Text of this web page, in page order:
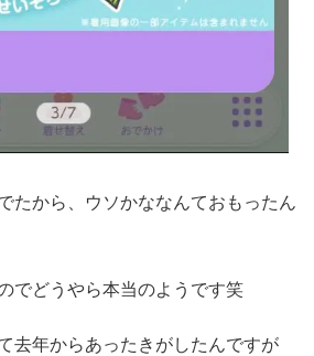
たから、ウソかななんておもったん
でどうやら本当のようです笑
去年からあったきがしたんですが